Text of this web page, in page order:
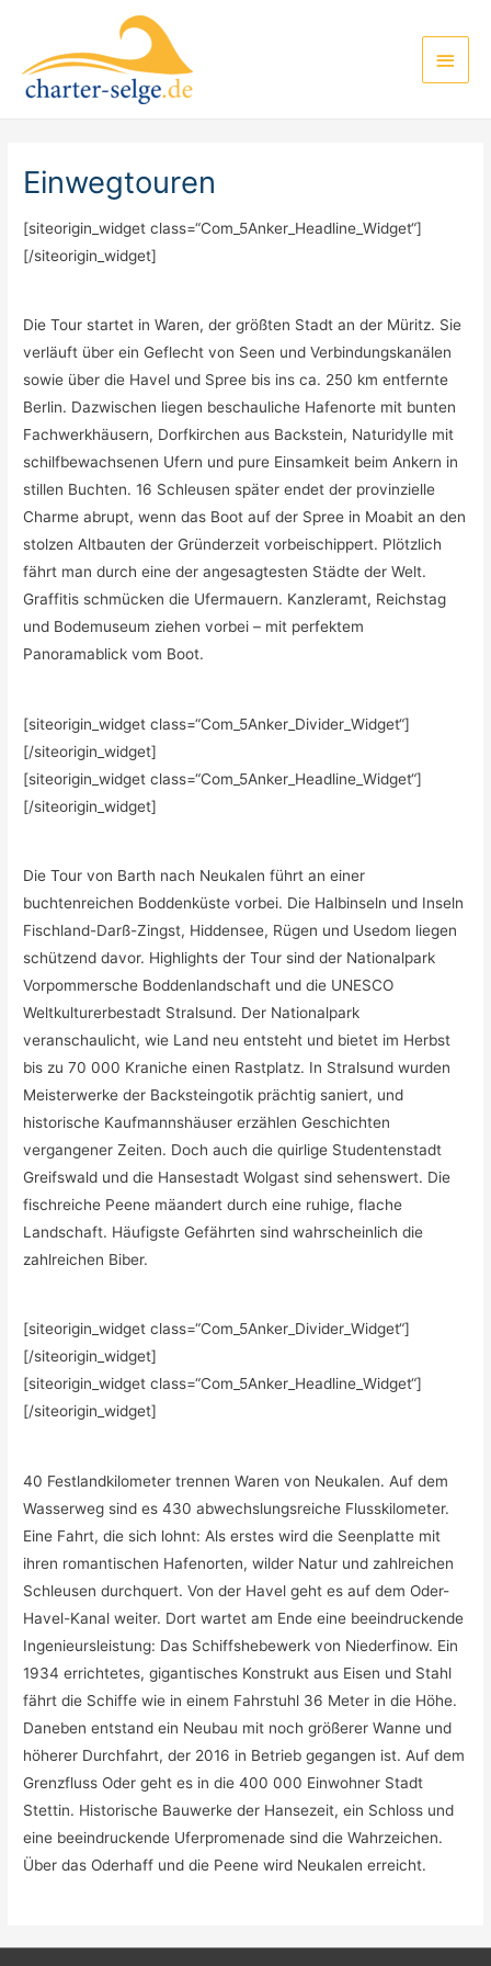
springen
Einwegtouren
[siteorigin_widget class=“Com_5Anker_Headline_Widget“]
[/siteorigin_widget]
Die Tour startet in Waren, der größten Stadt an der Müritz. Sie
verläuft über ein Geflecht von Seen und Verbindungskanälen
sowie über die Havel und Spree bis ins ca. 250 km entfernte
Berlin. Dazwischen liegen beschauliche Hafenorte mit bunten
Fachwerkhäusern, Dorfkirchen aus Backstein, Naturidylle mit
schilfbewachsenen Ufern und pure Einsamkeit beim Ankern in
stillen Buchten. 16 Schleusen später endet der provinzielle
Charme abrupt, wenn das Boot auf der Spree in Moabit an den
stolzen Altbauten der Gründerzeit vorbeischippert. Plötzlich
fährt man durch eine der angesagtesten Städte der Welt.
Graffitis schmücken die Ufermauern. Kanzleramt, Reichstag
und Bodemuseum ziehen vorbei – mit perfektem
Panoramablick vom Boot.
[siteorigin_widget class=“Com_5Anker_Divider_Widget“]
[/siteorigin_widget]
[siteorigin_widget class=“Com_5Anker_Headline_Widget“]
[/siteorigin_widget]
Die Tour von Barth nach Neukalen führt an einer
buchtenreichen Boddenküste vorbei. Die Halbinseln und Inseln
Fischland-Darß-Zingst, Hiddensee, Rügen und Usedom liegen
schützend davor. Highlights der Tour sind der Nationalpark
Vorpommersche Boddenlandschaft und die UNESCO
Weltkulturerbestadt Stralsund. Der Nationalpark
veranschaulicht, wie Land neu entsteht und bietet im Herbst
bis zu 70 000 Kraniche einen Rastplatz. In Stralsund wurden
Meisterwerke der Backsteingotik prächtig saniert, und
historische Kaufmannshäuser erzählen Geschichten
vergangener Zeiten. Doch auch die quirlige Studentenstadt
Greifswald und die Hansestadt Wolgast sind sehenswert. Die
fischreiche Peene mäandert durch eine ruhige, flache
Landschaft. Häufigste Gefährten sind wahrscheinlich die
zahlreichen Biber.
[siteorigin_widget class=“Com_5Anker_Divider_Widget“]
[/siteorigin_widget]
[siteorigin_widget class=“Com_5Anker_Headline_Widget“]
[/siteorigin_widget]
40 Festlandkilometer trennen Waren von Neukalen. Auf dem
Wasserweg sind es 430 abwechslungsreiche Flusskilometer.
Eine Fahrt, die sich lohnt: Als erstes wird die Seenplatte mit
ihren romantischen Hafenorten, wilder Natur und zahlreichen
Schleusen durchquert. Von der Havel geht es auf dem Oder-
Havel-Kanal weiter. Dort wartet am Ende eine beeindruckende
Ingenieursleistung: Das Schiffshebewerk von Niederfinow. Ein
1934 errichtetes, gigantisches Konstrukt aus Eisen und Stahl
fährt die Schiffe wie in einem Fahrstuhl 36 Meter in die Höhe.
Daneben entstand ein Neubau mit noch größerer Wanne und
höherer Durchfahrt, der 2016 in Betrieb gegangen ist. Auf dem
Grenzfluss Oder geht es in die 400 000 Einwohner Stadt
Stettin. Historische Bauwerke der Hansezeit, ein Schloss und
eine beeindruckende Uferpromenade sind die Wahrzeichen.
Über das Oderhaff und die Peene wird Neukalen erreicht.